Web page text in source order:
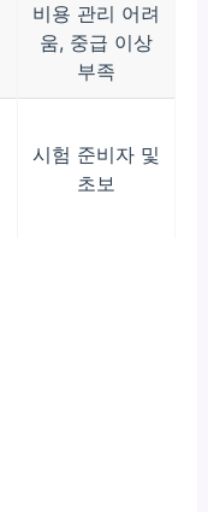
비용 관리 어려
움, 중급 이상
부족
시험 준비자 및
초보